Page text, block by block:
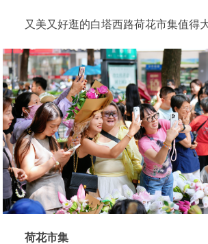
又美又好逛的白塔西路荷花市集值得大
荷花市集